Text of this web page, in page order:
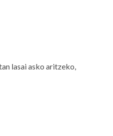
lasai asko aritzeko,